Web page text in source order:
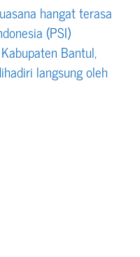
hangat terasa
(PSI)
Bantul,
langsung oleh